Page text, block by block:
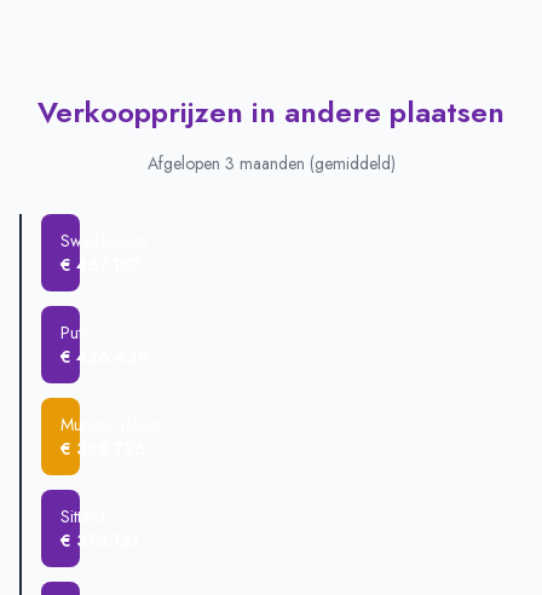
Verkoopprijzen in andere plaatsen
Afgelopen 3 maanden (gemiddeld)
Sweikhuizen
€ 467.187
Puth
€ 436.439
Munstergeleen
€ 388.726
Sittard
€ 373.127